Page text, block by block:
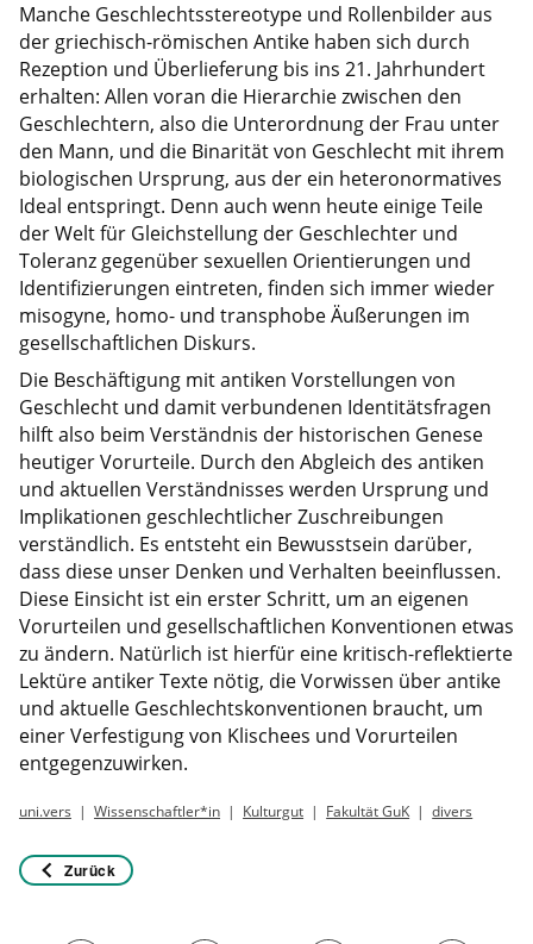
Manche Geschlechtsstereotype und Rollenbilder aus
der griechisch-römischen Antike haben sich durch
Rezeption und Überlieferung bis ins 21. Jahrhundert
erhalten: Allen voran die Hierarchie zwischen den
Geschlechtern, also die Unterordnung der Frau unter
den Mann, und die Binarität von Geschlecht mit ihrem
biologischen Ursprung, aus der ein heteronormatives
Ideal entspringt. Denn auch wenn heute einige Teile
der Welt für Gleichstellung der Geschlechter und
Toleranz gegenüber sexuellen Orientierungen und
Identifizierungen eintreten, finden sich immer wieder
misogyne, homo- und transphobe Äußerungen im
gesellschaftlichen Diskurs.
Die Beschäftigung mit antiken Vorstellungen von
Geschlecht und damit verbundenen Identitätsfragen
hilft also beim Verständnis der historischen Genese
heutiger Vorurteile. Durch den Abgleich des antiken
und aktuellen Verständnisses werden Ursprung und
Implikationen geschlechtlicher Zuschreibungen
verständlich. Es entsteht ein Bewusstsein darüber,
dass diese unser Denken und Verhalten beeinflussen.
Diese Einsicht ist ein erster Schritt, um an eigenen
Vorurteilen und gesellschaftlichen Konventionen etwas
zu ändern. Natürlich ist hierfür eine kritisch-reflektierte
Lektüre antiker Texte nötig, die Vorwissen über antike
und aktuelle Geschlechtskonventionen braucht, um
einer Verfestigung von Klischees und Vorurteilen
entgegenzuwirken.
uni.vers Wissenschaftler*in Kulturgut Fakultät GuK divers
Zurück